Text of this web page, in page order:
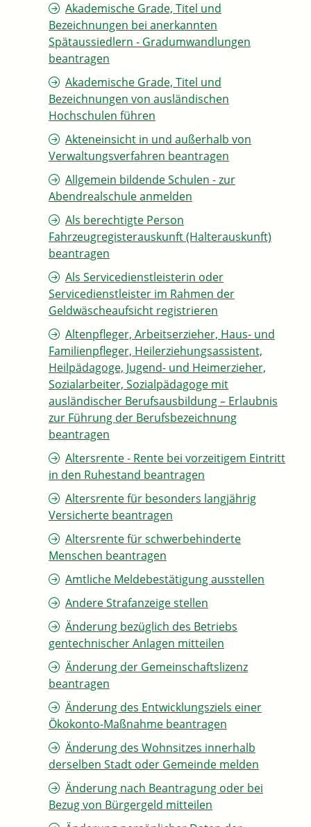
Akademische Grade, Titel und
Bezeichnungen bei anerkannten
Spätaussiedlern - Gradumwandlungen
beantragen
Akademische Grade, Titel und
Bezeichnungen von ausländischen
Hochschulen führen
Akteneinsicht in und außerhalb von
Verwaltungsverfahren beantragen
Allgemein bildende Schulen - zur
Abendrealschule anmelden
Als berechtigte Person
Fahrzeugregisterauskunft (Halterauskunft)
beantragen
Als Servicedienstleisterin oder
Servicedienstleister im Rahmen der
Geldwäscheaufsicht registrieren
Altenpfleger, Arbeitserzieher, Haus- und
Familienpfleger, Heilerziehungsassistent,
Heilpädagoge, Jugend- und Heimerzieher,
Sozialarbeiter, Sozialpädagoge mit
ausländischer Berufsausbildung – Erlaubnis
zur Führung der Berufsbezeichnung
beantragen
Altersrente - Rente bei vorzeitigem Eintritt
in den Ruhestand beantragen
Altersrente für besonders langjährig
Versicherte beantragen
Altersrente für schwerbehinderte
Menschen beantragen
Amtliche Meldebestätigung ausstellen
Andere Strafanzeige stellen
Änderung bezüglich des Betriebs
gentechnischer Anlagen mitteilen
Änderung der Gemeinschaftslizenz
beantragen
Änderung des Entwicklungsziels einer
Ökokonto-Maßnahme beantragen
Änderung des Wohnsitzes innerhalb
derselben Stadt oder Gemeinde melden
Änderung nach Beantragung oder bei
Bezug von Bürgergeld mitteilen